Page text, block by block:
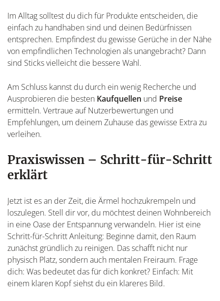
Im Alltag solltest du dich für Produkte entscheiden, die
einfach zu handhaben sind und deinen Bedürfnissen
entsprechen. Empfindest du gewisse Gerüche in der Nähe
von empfindlichen Technologien als unangebracht? Dann
sind Sticks vielleicht die bessere Wahl.
Am Schluss kannst du durch ein wenig Recherche und
Ausprobieren die besten Kaufquellen und Preise
ermitteln. Vertraue auf Nutzerbewertungen und
Empfehlungen, um deinem Zuhause das gewisse Extra zu
verleihen.
Praxiswissen – Schritt-für-Schritt
erklärt
Jetzt ist es an der Zeit, die Ärmel hochzukrempeln und
loszulegen. Stell dir vor, du möchtest deinen Wohnbereich
in eine Oase der Entspannung verwandeln. Hier ist eine
Schritt-für-Schritt Anleitung: Beginne damit, den Raum
zunächst gründlich zu reinigen. Das schafft nicht nur
physisch Platz, sondern auch mentalen Freiraum. Frage
dich: Was bedeutet das für dich konkret? Einfach: Mit
einem klaren Kopf siehst du ein klareres Bild.